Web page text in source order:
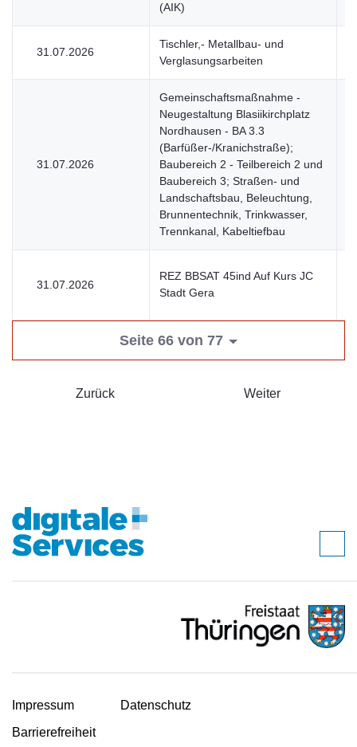
(AIK)
31.07.2026
Tischler,- Metallbau- und
Verglasungsarbeiten
31.07.2026
Gemeinschaftsmaßnahme -
Neugestaltung Blasiikirchplatz
Nordhausen - BA 3.3
(Barfüßer-/Kranichstraße);
Baubereich 2 - Teilbereich 2 und
Baubereich 3; Straßen- und
Landschaftsbau, Beleuchtung,
Brunnentechnik, Trinkwasser,
Trennkanal, Kabeltiefbau
31.07.2026
REZ BBSAT 45ind Auf Kurs JC
Stadt Gera
Seite 66 von 77
Zurück Weiter
Impressum
Datenschutz
Barrierefreiheit